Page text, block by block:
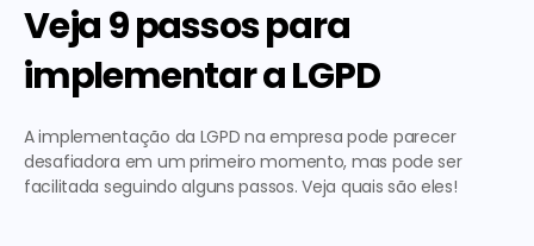
Veja 9 passos para
implementar a LGPD
A implementação da LGPD na empresa pode parecer
desafiadora em um primeiro momento, mas pode ser
facilitada seguindo alguns passos. Veja quais são eles!